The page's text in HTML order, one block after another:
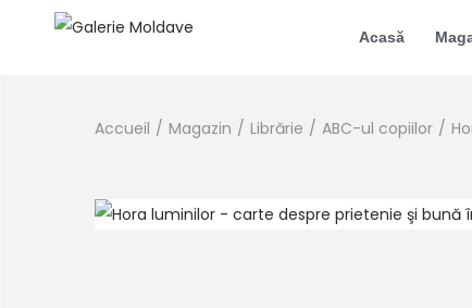
Acasă
Accueil / Magazin / Librărie / ABC-ul copiilor /